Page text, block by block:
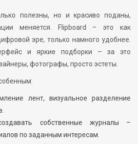
полезны, но и красиво поданы,
меняется. Flipboard – это как
эре, только намного удобнее.
и яркие подборки – за это
фотографы, просто эстеты.
лент, визуальное разделение
собственные журналы –
по заданным интересам.